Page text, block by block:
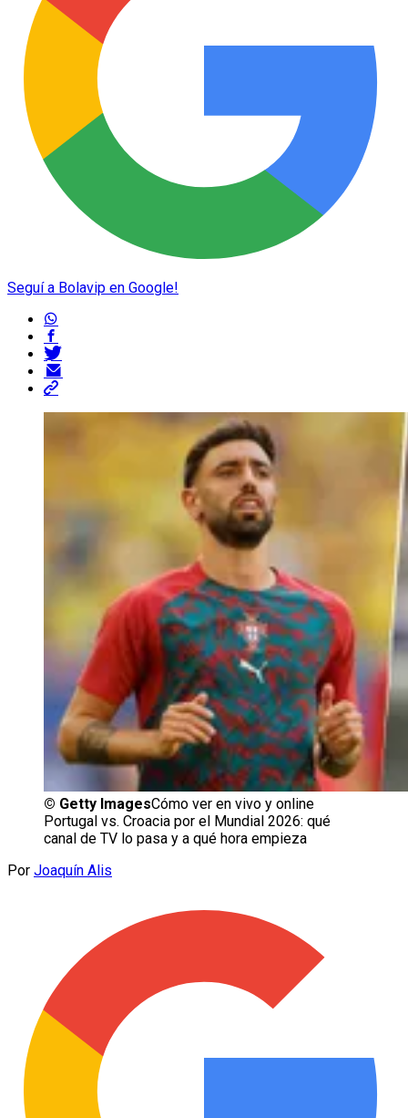
Seguí a Bolavip en Google!
© Getty ImagesCómo ver en vivo y online
Portugal vs. Croacia por el Mundial 2026: qué
canal de TV lo pasa y a qué hora empieza
Por Joaquín Alis